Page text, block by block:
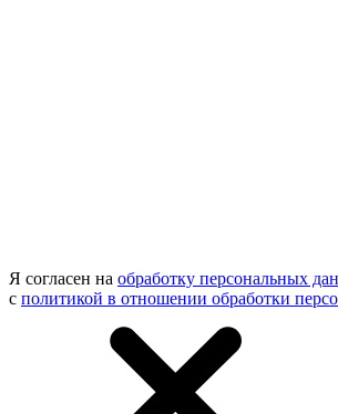
Я согласен на обработку персональных
с политикой в отношении обработки